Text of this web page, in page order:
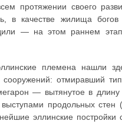
протяжении своего
в качестве жилища
— на этом раннем
племена нашли
отмиравший
— вытянутое в
продольных
эллинские постройки